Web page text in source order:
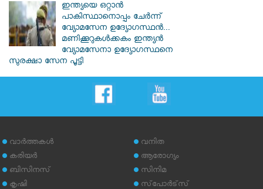
ഇന്ത്യയെ ഒറ്റാൻ
പാകിസ്ഥാനൊപ്പം ചേർന്ന്
വ്യോമസേന ഉദ്യോ​ഗസ്ഥൻ...
മണിക്കൂറുകൾക്കകം ഇന്ത്യൻ
വ്യോമസേനാ ഉദ്യോഗസ്ഥനെ
സുരക്ഷാ സേന പൂട്ടി
വാര്‍ത്തകള്‍
കരിയര്‍
ബിസിനസ്
കൃഷി
വനിത
ആരോഗ്യം
സിനിമ
സ്‌പോര്‍ട്‌സ്